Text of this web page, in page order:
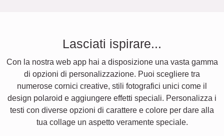
Lasciati ispirare...
Con la nostra web app hai a disposizione una vasta gamma
di opzioni di personalizzazione. Puoi scegliere tra
numerose cornici creative, stili fotografici unici come il
design polaroid e aggiungere effetti speciali. Personalizza i
testi con diverse opzioni di carattere e colore per dare alla
tua collage un aspetto veramente speciale.